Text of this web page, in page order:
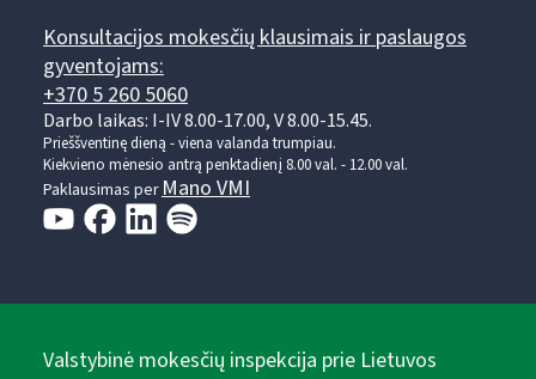
Konsultacijos mokesčių klausimais ir paslaugos
gyventojams:
+370 5 260 5060
Darbo laikas: I-IV 8.00-17.00, V 8.00-15.45.
Prieššventinę dieną - viena valanda trumpiau.
Kiekvieno mėnesio antrą penktadienį 8.00 val. - 12.00 val.
Paklausimas perMano VMI
Valstybinė mokesčių inspekcija prie Lietuvos